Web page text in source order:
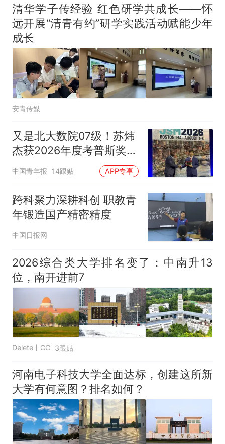
清华学子传经验 红色研学共成长——怀
远开展“清青有约”研学实践活动赋能少年
成长
安青传媒
又是北大数院07级！苏炜
杰获2026年度考普斯奖
与王虹、邓煜为同学
中国青年报 14跟贴 APP专享
跨科聚力深耕科创 职教青
年锻造国产精密精度
中国日报网
2026综合类大学排名变了：中南升13
位，南开进前7
Delete丨CC 3跟贴
河南电子科技大学全面达标，创建这所新
大学有何意图？排名如何？